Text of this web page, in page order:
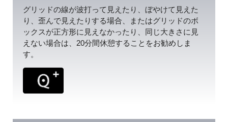
グリッドの線が波打って見えたり、ぼやけて見えた
り、歪んで見えたりする場合、またはグリッドのボ
ックスが正方形に見えなかったり、同じ大きさに見
えない場合は、20分間休憩することをお勧めしま
す。